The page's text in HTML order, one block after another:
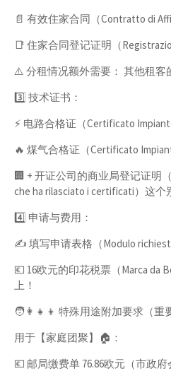
📄 有效住家合同（Contratto di
📑 住家合同登记证明（
⚠️ 分租情况额外需要： 其他租客
3️⃣ 技术证书：
⚡️ 电路合格证（Certificato
🔥 煤气合格证（Certificato
🏢 + 开证公司的商业局登记证明
che ha rilasciato i certificati）这个
4️⃣ 申请与费用：
✍️ 填写申请表格（Modulo
💶 16欧元的印花税票（Marca da
上！
🧑‍👩‍👧‍👦 特殊用途附加要求（重
用于【家庭团聚】🏠：
💶 邮局缴费单 76.86欧元（市政府